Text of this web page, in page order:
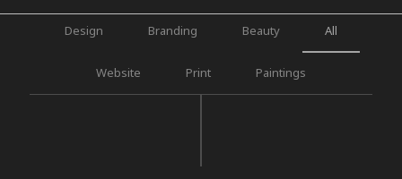
All
Beauty
Branding
Design
Paintings
Print
Website